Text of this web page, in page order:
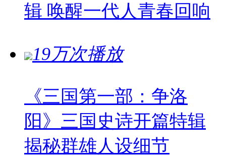
辑 唤醒一代人青春回响
19万次播放
《三国第一部：争洛
阳》三国史诗开篇特辑
揭秘群雄人设细节